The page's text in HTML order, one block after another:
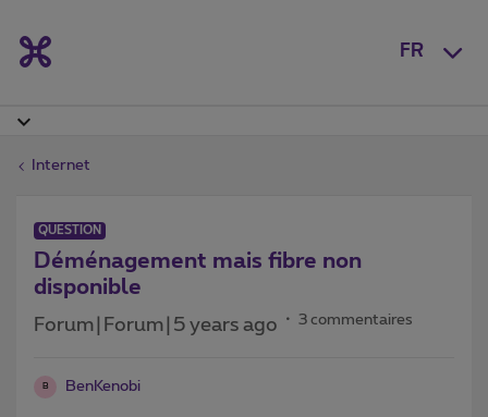
FR
Internet
QUESTION
Déménagement mais fibre non
disponible
Forum|Forum|5 years ago 3 commentaires
B BenKenobi